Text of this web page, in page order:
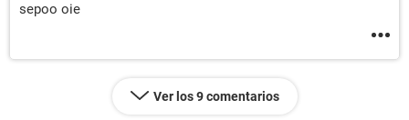
sepoo oie
Ver los 9 comentarios